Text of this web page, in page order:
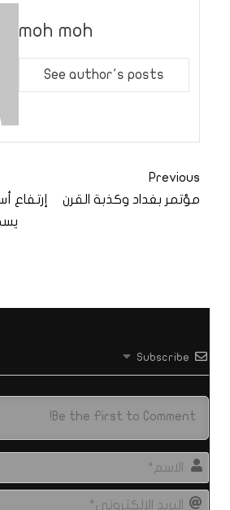
moh moh
See author's posts
Previous
مؤتمر بغداد وكذبة القرن
إرتفاع
يسجل 82
Subscribe